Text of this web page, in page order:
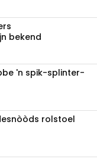
bekend
'n spik-splinter-
rolstoel